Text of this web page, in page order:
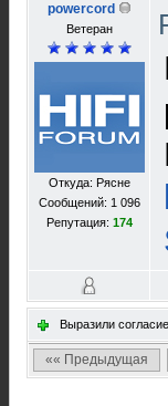
powercord
Ветеран
Откуда: Рясне
Сообщений: 1 096
Репутация: 174
Выразили
«« Предыдущая